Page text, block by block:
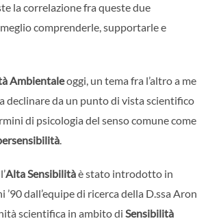
la correlazione fra queste due
comprenderle, supportarle e
Ambientaleoggi, un tema fra l’altro a me
declinare da un punto di vista scientifico
di psicologia del senso comune come
.
Alta Sensibilitàè stato introdotto in
dall’equipe di ricerca della D.ssa Aron
scientifica in ambito di Sensibilità